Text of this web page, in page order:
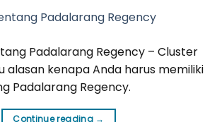
Padalarang Regency – Cluster
alasan kenapa Anda harus memiliki
Padalarang Regency.
Continue reading →